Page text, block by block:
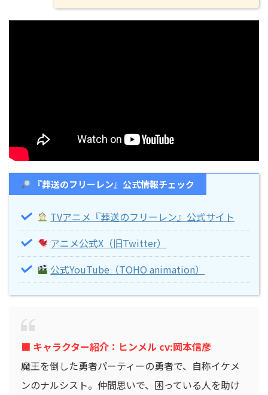
『葬送のフリーレン』公式情報チェック
TVアニメ『葬送のフリーレン』公式サイト
アニメ公式X（旧Twitter）
公式YouTube（TOHO animation）
■ キャラクター紹介：ヒンメル cv:岡本信彦
魔王を倒した勇者パーティーの勇者で、自称イケメ
ンのナルシスト。仲間思いで、困っている人を助け